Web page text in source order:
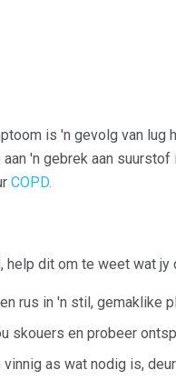
is 'n gevolg van lug
'n gebrek aan
COPD.
help dit om te weet wat jy
rus in 'n stil, gemaklike
skouers en probeer
as wat nodig is,